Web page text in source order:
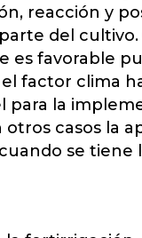
reacción y
del cultivo.
es favorable
factor clima
para la
casos la
se tiene